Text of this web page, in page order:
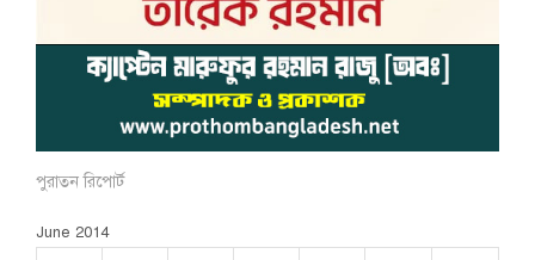
পুরাতন রিপোর্ট
June 2014